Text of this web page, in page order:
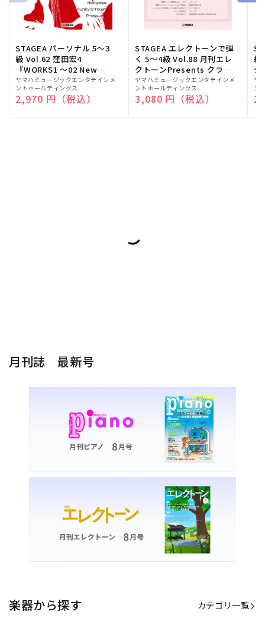
STAGEA パーソナル 5～3
級 Vol.62 窪田宏4
『WORKS1 ～02 New
edition～』
販
売
元:
ヤマハミュージックエンタテインメ
ントホールディングス
通常価格
2,970 円（税込）
STAGEA エレクトーンで弾
く 5～4級 Vol.88 月刊エレ
クトーンPresents クラシ
ック名曲集
販
売
元:
ヤマハミュージックエンタテインメ
ントホールディングス
通常価格
3,080 円（税込）
級
ク
販
売
元:
ヤ
ン
カテゴリ一覧